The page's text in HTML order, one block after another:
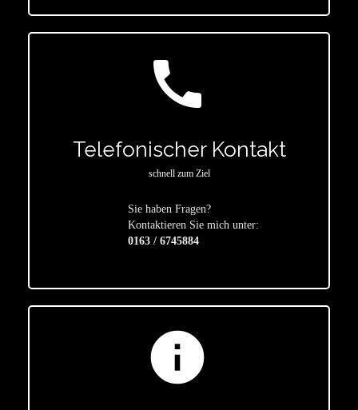
call
Telefonischer Kontakt
schnell zum Ziel
Sie haben Fragen?
Kontaktieren Sie mich unter:
0163 / 6745884
info